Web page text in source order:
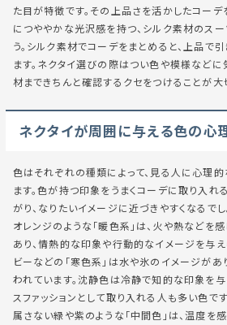
た目が特徴です。その上品さを活かしたコーデ
につややかな光沢感を持つ、シルク素材のス
う。シルク素材でコーデをまとめると、上品で
ます。ネクタイ選びの際はつい色や模様などに
材まできちんと確認するクセをつけることが大
ネクタイが周囲に与える色の心
色はそれぞれの種類によって、見る人に心理
ます。色が持つ印象をうまくコーデに取り入れ
がり、なりたいイメージに近づきやすくなるでし
オレンジのような「暖色系」は、火や熱などを
あり、情熱的な印象や行動的なイメージを与え
ビーなどの「寒色系」は水や氷のイメージがあ
われています。沈静色は冷静で知的な印象を与
スファッションとして取り入れる人も多い色で
属さない緑や紫のような「中間色」は、温度を